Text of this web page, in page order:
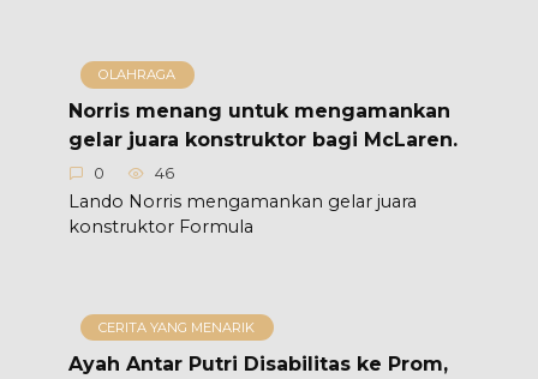
OLAHRAGA
Norris menang untuk mengamankan
gelar juara konstruktor bagi McLaren.
0 46
Lando Norris mengamankan gelar juara
konstruktor Formula
CERITA YANG MENARIK
Ayah Antar Putri Disabilitas ke Prom,